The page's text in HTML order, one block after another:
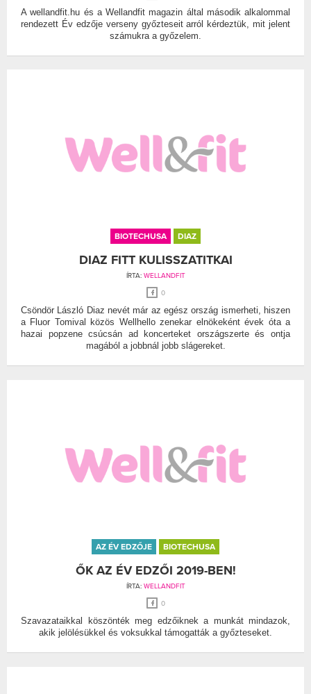
A wellandfit.hu és a Wellandfit magazin által második alkalommal
rendezett Év edzője verseny győzteseit arról kérdeztük, mit jelent
számukra a győzelem.
BIOTECHUSA DIAZ
DIAZ FITT KULISSZATITKAI
ÍRTA: WELLANDFIT
0
Csöndör László Diaz nevét már az egész ország ismerheti, hiszen
a Fluor Tomival közös Wellhello zenekar elnökeként évek óta a
hazai popzene csúcsán ad koncerteket országszerte és ontja
magából a jobbnál jobb slágereket.
AZ ÉV EDZŐJE BIOTECHUSA
ŐK AZ ÉV EDZŐI 2019-BEN!
ÍRTA: WELLANDFIT
0
Szavazataikkal köszönték meg edzőiknek a munkát mindazok,
akik jelölésükkel és voksukkal támogatták a győzteseket.